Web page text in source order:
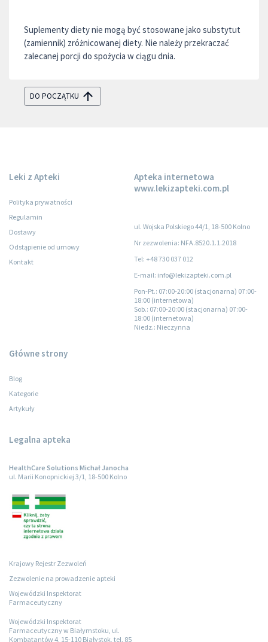
Suplementy diety nie mogą być stosowane jako substytut
(zamiennik) zróżnicowanej diety. Nie należy przekraczać
zalecanej porcji do spożycia w ciągu dnia.
DO POCZĄTKU
Leki z Apteki
Polityka prywatności
Regulamin
Dostawy
Odstąpienie od umowy
Kontakt
Apteka internetowa
www.lekizapteki.com.pl
ul. Wojska Polskiego 44/1, 18-500 Kolno
Nr zezwolenia: NFA.8520.1.1.2018
Tel: +48 730 037 012
E-mail: info@lekizapteki.com.pl
Pon-Pt.: 07:00-20:00 (stacjonarna) 07:00-
18:00 (internetowa)
Sob.: 07:00-20:00 (stacjonarna) 07:00-
18:00 (internetowa)
Niedz.: Nieczynna
Główne strony
Blog
Kategorie
Artykuły
Legalna apteka
HealthCare Solutions Michał Janocha
ul. Marii Konopnickiej 3/1, 18-500 Kolno
Krajowy Rejestr Zezwoleń
Zezwolenie na prowadzenie apteki
Wojewódzki Inspektorat
Farmaceutyczny
Wojewódzki Inspektorat
Farmaceutyczny w Białymstoku, ul.
Kombatantów 4, 15-110 Białystok, tel. 85